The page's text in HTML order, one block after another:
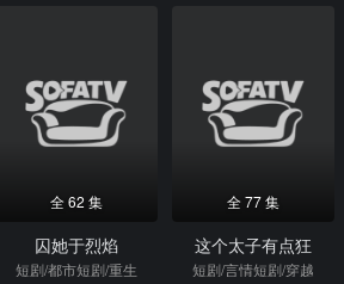
全 62 集
囚她于烈焰
短剧/都市短剧/重生
全 77 集
这个太子有点狂
短剧/言情短剧/穿越